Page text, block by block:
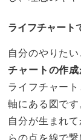
ライフチャート
自分のやりた
チャートの作
ライフチャー
軸にある図です
自分が生まれ